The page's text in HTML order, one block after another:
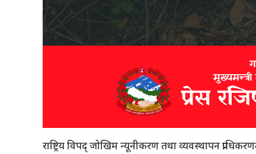
राष्ट्रिय विपद् जोखिम न्यूनीकरण तथा व्यवस्थापन